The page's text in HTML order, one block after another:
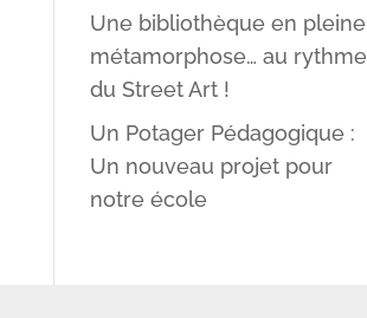
Une bibliothèque en pleine
métamorphose… au rythme
du Street Art !
Un Potager Pédagogique :
Un nouveau projet pour
notre école